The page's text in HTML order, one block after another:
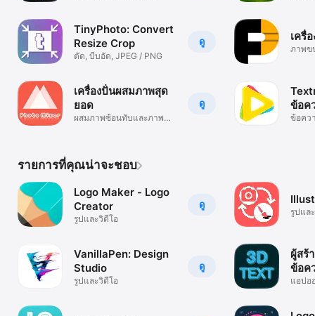
ดู
TinyPhoto: Convert
Resize Crop
ตัด, บีบอัด, JPEG / PNG
ดู
เครื่องปั่นผสมภาพสุด
ยอด
ผสมภาพซ้อนทับและภาพ
เครื่
ภาพข
ข้อค
ข้อคว
รายการที่คุณน่าจะชอบ
ดู
Logo Maker - Logo
Creator
รูปและวิดีโอ
ดู
VanillaPen: Design
Studio
รูปและวิดีโอ
รูปแล
ผู้สร้
ข้อค
แอปอ